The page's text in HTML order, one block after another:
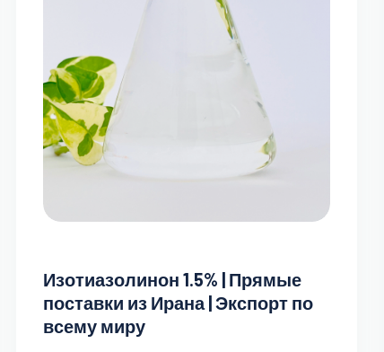
Изотиазолинон 1.5% | Прямые
поставки из Ирана | Экспорт по
всему миру